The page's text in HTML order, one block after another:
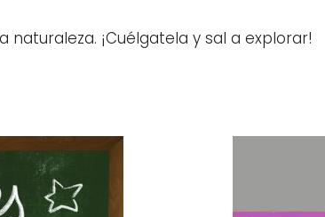
¡Cuélgatela y sal a explorar!